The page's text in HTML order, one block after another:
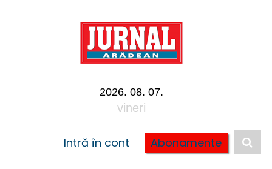
2026. 08. 07.
vineri
Intră în cont Abonamente